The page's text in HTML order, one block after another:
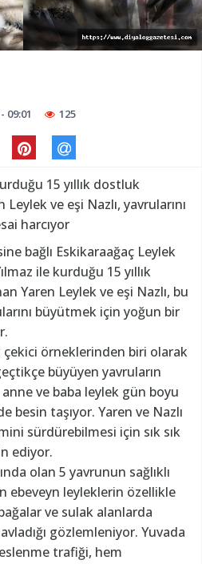
09:01 125
15 yıllık dostluk
ve eşi Nazlı, yavrularını
harcıyor
bağlı Eskikaraağaç Leylek
ile kurduğu 15 yıllık
Yaren Leylek ve eşi Nazlı, bu
büyütmek için yoğun bir
çekici örneklerinden biri olarak
büyüyen yavruların
ve baba leylek gün boyu
besin taşıyor. Yaren ve Nazlı
sürdürebilmesi için sık sık
ediyor.
olan 5 yavrunun sağlıklı
ebeveyn leyleklerin özellikle
ve sulak alanlarda
gözlemleniyor. Yuvada
trafiği, hem